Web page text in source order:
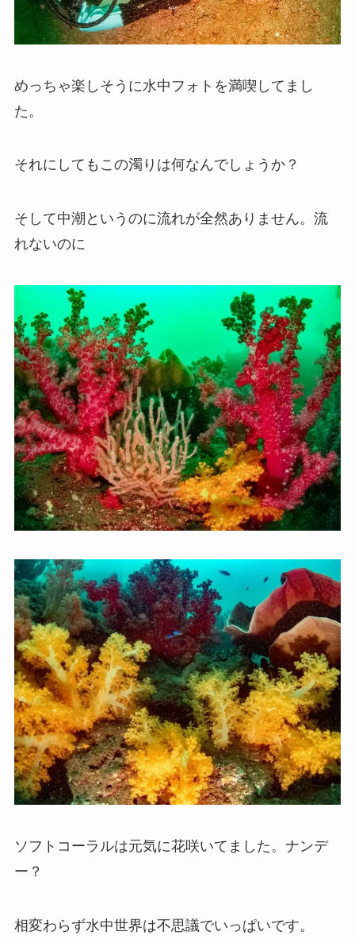
めっちゃ楽しそうに水中フォトを満喫してまし
た。
それにしてもこの濁りは何なんでしょうか？
そして中潮というのに流れが全然ありません。流
れないのに
ソフトコーラルは元気に花咲いてました。ナンデ
ー？
相変わらず水中世界は不思議でいっぱいです。